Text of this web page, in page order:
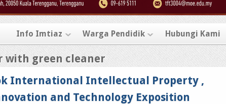
Info Imtiaz Warga Pendidik Hubungi Kami
with green cleaner
International Intellectual Property ,
and Technology Exposition